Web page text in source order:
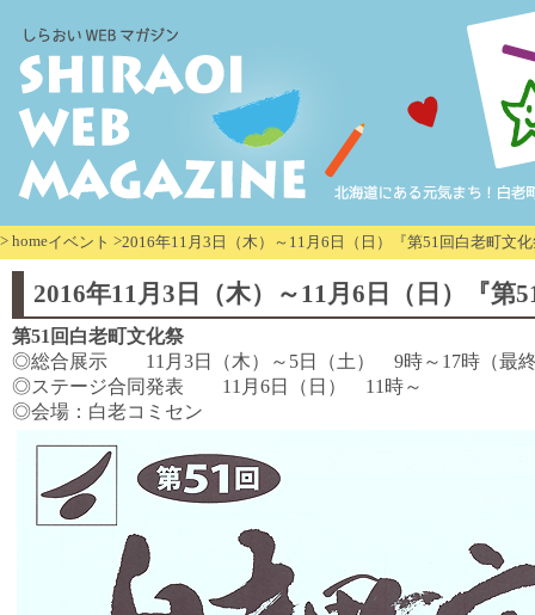
> homeイベント >2016年11月3日（木）～11月6日（日）『第51回白老町文
2016年11月3日（木）～11月6日（日）『第
第51回白老町文化祭
◎総合展示 11月3日（木）～5日（土） 9時～17時（最終
◎ステージ合同発表 11月6日（日） 11時～
◎会場：白老コミセン